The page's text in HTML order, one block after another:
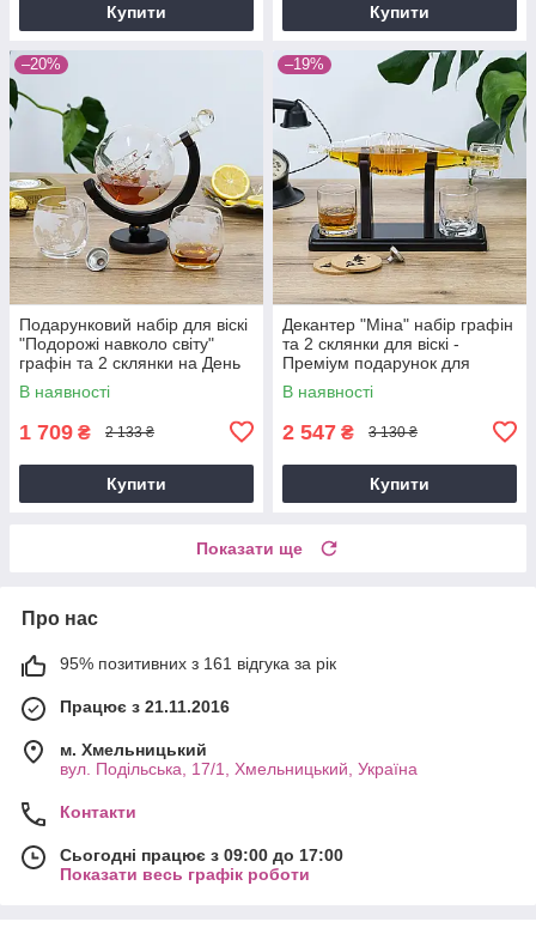
Купити Купити
–20%
Подарунковий набір для віскі
"Подорожі навколо світу"
графін та 2 склянки на День
народження брату Гранд
Презент GP240022
В наявності
1 709 ₴ 2 133 ₴
Купити
–19%
Декантер "Міна" набір графін
та 2 склянки для віскі -
Преміум подарунок для
шефа Гранд Презент
GP241207
В наявності
2 547 ₴ 3 130 ₴
Купити
Показати ще
Про нас
95% позитивних з 161 відгука за рік
Працює з 21.11.2016
м. Хмельницький
вул. Подільська, 17/1, Хмельницький, Україна
Контакти
Сьогодні працює з 09:00 до 17:00
Показати весь графік роботи